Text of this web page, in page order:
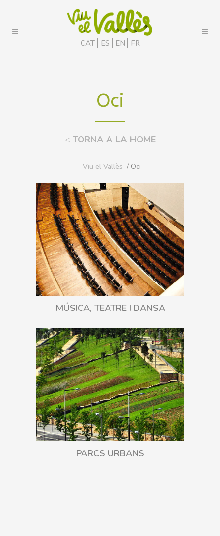
CAT ES EN FR
Oci
< TORNA A LA HOME
Viu el Vallès / Oci
MÚSICA, TEATRE I DANSA
PARCS URBANS